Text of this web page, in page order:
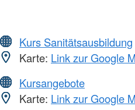
Kurs Sanitätsausbildung
Karte: Link zur Google
Kursangebote
Karte: Link zur Google